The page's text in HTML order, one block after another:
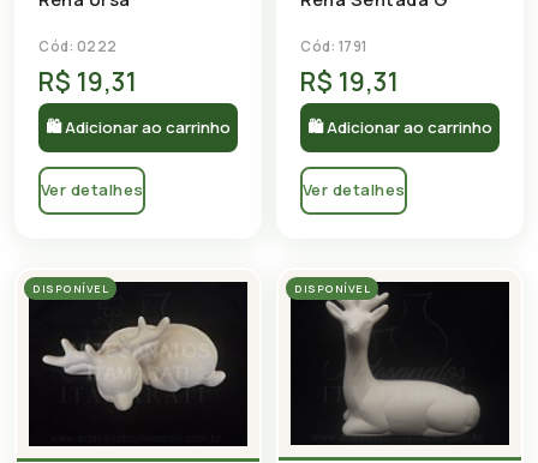
Cód: 0222
R$ 19,31
🛍 Adicionar ao carrinho
Ver detalhes
Cód: 1791
R$ 19,31
🛍 Adicionar ao carrinho
Ver detalhes
DISPONÍVEL DISPONÍVEL